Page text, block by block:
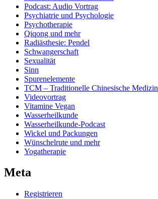
Podcast: Audio Vortrag
Psychiatrie und Psychologie
Psychotherapie
Qiqong und mehr
Radiästhesie: Pendel
Schwangerschaft
Sexualität
Sinn
Spurenelemente
TCM – Traditionelle Chinesische Medizin
Videovortrag
Vitamine Vegan
Wasserheilkunde
Wasserheilkunde-Podcast
Wickel und Packungen
Wünschelrute und mehr
Yogatherapie
Meta
Registrieren